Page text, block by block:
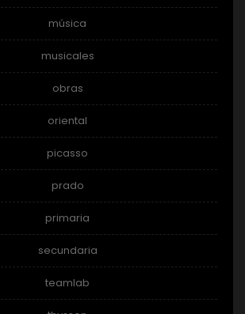
música
musicales
obras
oriental
picasso
prado
primaria
secundaria
teamlab